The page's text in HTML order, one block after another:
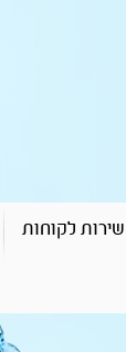
שירות לקוחות